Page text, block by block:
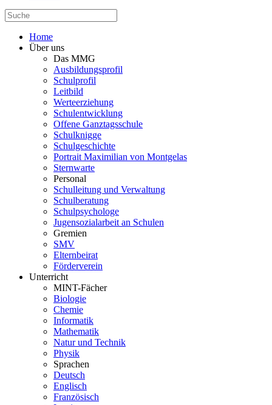
Home
Über uns
Das MMG
Ausbildungsprofil
Schulprofil
Leitbild
Werteerziehung
Schulentwicklung
Offene Ganztagsschule
Schulknigge
Schulgeschichte
Portrait Maximilian von Montgelas
Sternwarte
Personal
Schulleitung und Verwaltung
Schulberatung
Schulpsychologe
Jugensozialarbeit an Schulen
Gremien
SMV
Elternbeirat
Förderverein
Unterricht
MINT-Fächer
Biologie
Chemie
Informatik
Mathematik
Natur und Technik
Physik
Sprachen
Deutsch
Englisch
Französisch